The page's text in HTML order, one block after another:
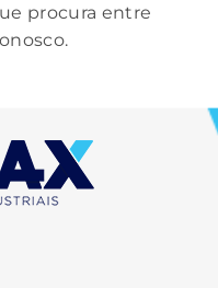
procura entre